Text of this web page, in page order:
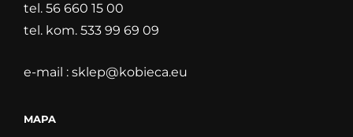
tel. 56 660 15 00
tel. kom. 533 99 69 09
e-mail : sklep@kobieca.eu
MAPA